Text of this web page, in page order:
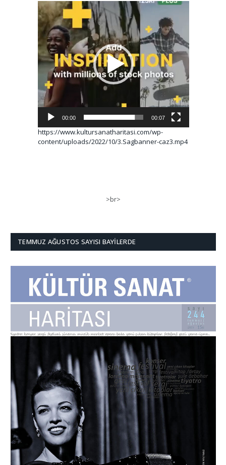
Video
oynatıcı
00:00 00:07
https://www.kultursanatharitasi.com/wp-
content/uploads/2022/10/3.Sagbanner-caz3.mp4
>br>
TEMMUZ AĞUSTOS SAYISI BAYILERDE